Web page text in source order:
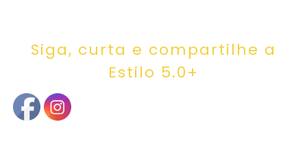
Siga, curta e compartilhe a
Estilo 5.0+